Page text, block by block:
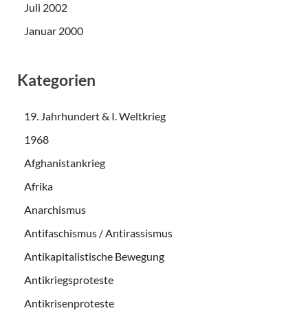
Juli 2002
Januar 2000
Kategorien
19. Jahrhundert & I. Weltkrieg
1968
Afghanistankrieg
Afrika
Anarchismus
Antifaschismus / Antirassismus
Antikapitalistische Bewegung
Antikriegsproteste
Antikrisenproteste